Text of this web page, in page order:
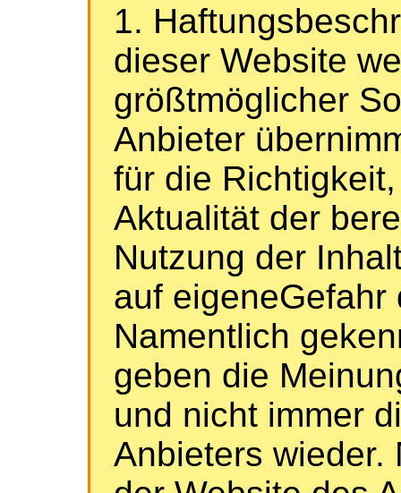
1.
dieser Website
größtmöglicher
Anbieter
für die
Aktualität der
Nutzung der
auf eigeneGefahr
Namentlich
geben die
und nicht immer
Anbieters wieder.